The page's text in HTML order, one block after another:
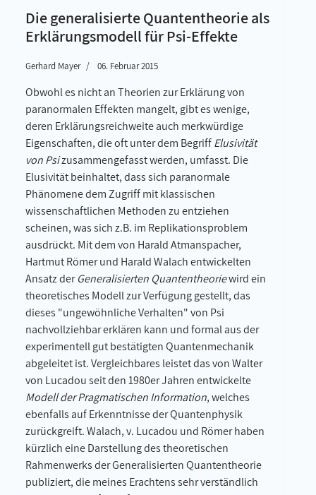
Die generalisierte Quantentheorie als
Erklärungsmodell für Psi-Effekte
Gerhard Mayer 06. Februar 2015
Obwohl es nicht an Theorien zur Erklärung von
paranormalen Effekten mangelt, gibt es wenige,
deren Erklärungsreichweite auch merkwürdige
Eigenschaften, die oft unter dem BegriffElusivität
von Psizusammengefasst werden, umfasst. Die
Elusivität beinhaltet, dass sich paranormale
Phänomene dem Zugriff mit klassischen
wissenschaftlichen Methoden zu entziehen
scheinen, was sich z.B. im Replikationsproblem
ausdrückt. Mit dem von Harald Atmanspacher,
Hartmut Römer und Harald Walach entwickelten
Ansatz derGeneralisierten Quantentheoriewird ein
theoretisches Modell zur Verfügung gestellt, das
dieses "ungewöhnliche Verhalten" von Psi
nachvollziehbar erklären kann und formal aus der
experimentell gut bestätigten Quantenmechanik
abgeleitet ist. Vergleichbares leistet das von Walter
von Lucadou seit den 1980er Jahren entwickelte
Modell der Pragmatischen Information, welches
ebenfalls auf Erkenntnisse der Quantenphysik
zurückgreift. Walach, v. Lucadou und Römer haben
kürzlich eine Darstellung des theoretischen
Rahmenwerks der Generalisierten Quantentheorie
publiziert, die meines Erachtens sehr verständlich